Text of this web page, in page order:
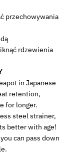
przechowywania
rdzewienia
in Japanese
retention,
for longer.
steel strainer,
better with age!
can pass down